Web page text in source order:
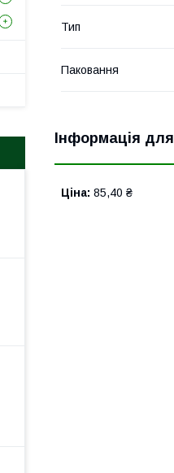
Тип
Паковання
Інформація
Ціна: 85,40 ₴